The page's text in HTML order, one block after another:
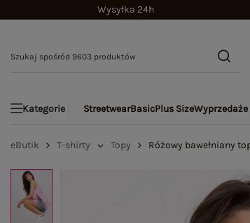
Wysyłka 24h
Kategorie StreetwearBasicPlus SizeWyprzedaże
eButik T-shirty Topy Różowy bawełniany